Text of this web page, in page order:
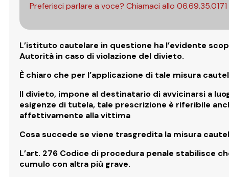
Preferisci parlare a voce? Chiamaci allo 06.69.35.0171
L’istituto cautelare in questione ha l’evidente
Autorità in caso di violazione del divieto.
È chiaro che per l’applicazione di tale misura
Il divieto, impone al destinatario di avvicinarsi a
esigenze di tutela, tale prescrizione è riferibile
affettivamente alla vittima
Cosa succede se viene trasgredita la misura
L’art. 276 Codice di procedura penale stabilisce
cumulo con altra più grave.